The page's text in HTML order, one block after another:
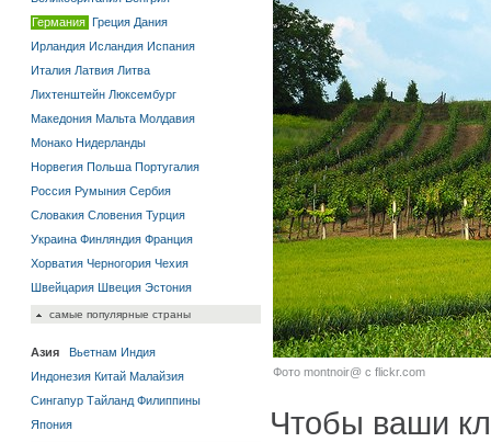
Германия Греция Дания
Ирландия Исландия Испания
Италия Латвия Литва
Лихтенштейн Люксембург
Македония Мальта Молдавия
Монако Нидерланды
Норвегия Польша Португалия
Россия Румыния Сербия
Словакия Словения Турция
Украина Финляндия Франция
Хорватия Черногория Чехия
Швейцария Швеция Эстония
самые популярные страны
Азия Вьетнам Индия
Индонезия Китай Малайзия
Сингапур Тайланд Филиппины
Япония
Фото montnoir@ с flickr.com
Чтобы ваши